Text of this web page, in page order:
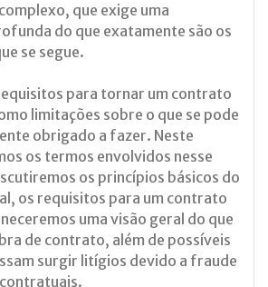
que exige uma
do que exatamente são os
se segue.
para tornar um contrato
limitações sobre o que se pode
obrigado a fazer. Neste
os termos envolvidos nesse
os princípios básicos do
os requisitos para um contrato
uma visão geral do que
de contrato, além de possíveis
surgir litígios devido a fraude